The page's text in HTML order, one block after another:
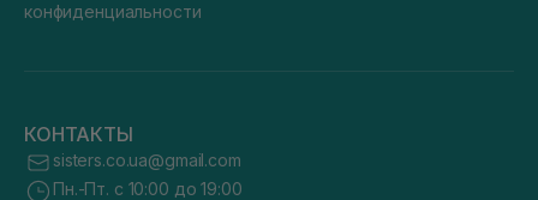
конфиденциальности
КОНТАКТЫ
sisters.co.ua@gmail.com
Пн.-Пт. с 10:00 до 19:00